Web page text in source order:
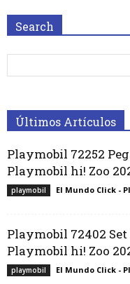
Search
Últimos Artículos
Playmobil 72252
Playmobil hi! Zoo
playmobil El Mundo Click -
Playmobil 72402
Playmobil hi! Zoo
playmobil El Mundo Click -